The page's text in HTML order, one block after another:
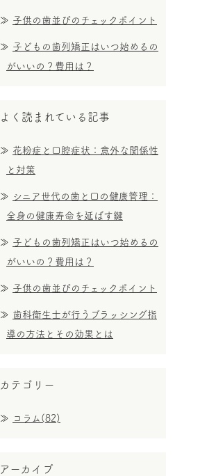
子供の歯並びのチェックポイント
子どもの歯列矯正はいつ始めるの
がいいの？費用は？
よく読まれている記事
花粉症と口腔症状：意外な関係性
と対策
シニア世代の歯と口の健康管理：
全身の健康寿命を延ばす鍵
子どもの歯列矯正はいつ始めるの
がいいの？費用は？
子供の歯並びのチェックポイント
歯科衛生士が行うブラッシング指
導の方法とその効果とは
カテゴリー
コラム(82)
アーカイブ